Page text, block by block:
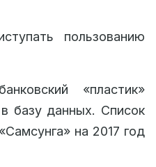
пользованию
«пластик»
базу данных. Список
на 2017 год